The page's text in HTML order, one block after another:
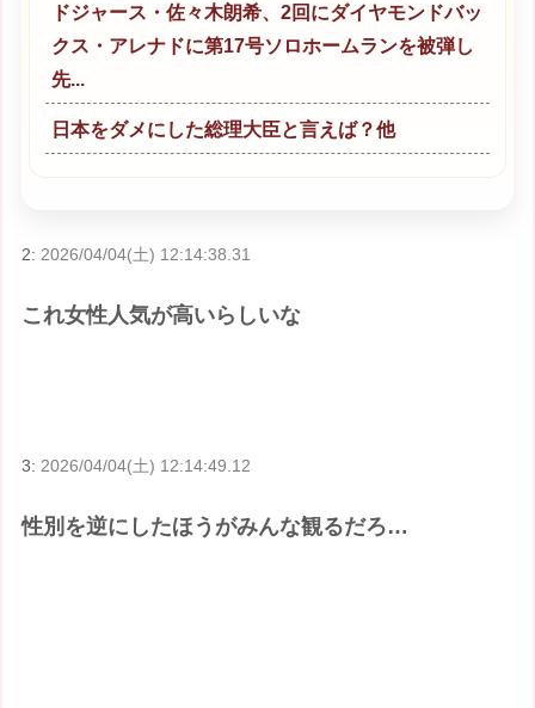
ドジャース・佐々木朗希、2回にダイヤモンドバッ
クス・アレナドに第17号ソロホームランを被弾し
先...
日本をダメにした総理大臣と言えば？他
2: 2026/04/04(土) 12:14:38.31
これ女性人気が高いらしいな
3: 2026/04/04(土) 12:14:49.12
性別を逆にしたほうがみんな観るだろ…